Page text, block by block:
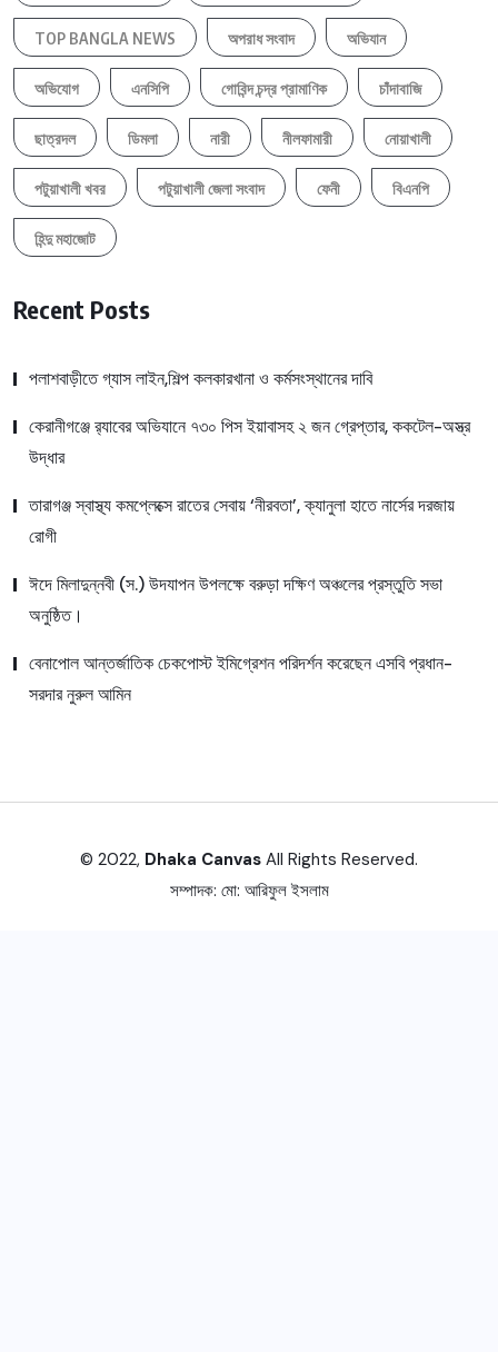
TOP BANGLA NEWS অপরাধ সংবাদ অভিযান
অভিযোগ এনসিপি গোবিন্দ চন্দ্র প্রামাণিক চাঁদাবাজি
ছাত্রদল ডিমলা নারী নীলফামারী নোয়াখালী
পটুয়াখালী খবর পটুয়াখালী জেলা সংবাদ ফেনী বিএনপি
হিন্দু মহাজোট
Recent Posts
পলাশবাড়ীতে গ্যাস লাইন,শিল্প কলকারখানা ও কর্মসংস্থানের দাবি
কেরানীগঞ্জে র‍্যাবের অভিযানে ৭৩০ পিস ইয়াবাসহ ২ জন গ্রেপ্তার, ককটেল-অস্ত্র
উদ্ধার
তারাগঞ্জ স্বাস্থ্য কমপ্লেক্সে রাতের সেবায় ‘নীরবতা’, ক্যানুলা হাতে নার্সের দরজায়
রোগী
ঈদে মিলাদুন্নবী (স.) উদযাপন উপলক্ষে বরুড়া দক্ষিণ অঞ্চলের প্রস্তুতি সভা
অনুষ্ঠিত।
বেনাপোল আন্তর্জাতিক চেকপোস্ট ইমিগ্রেশন পরিদর্শন করেছেন এসবি প্রধান-
সরদার নুরুল আমিন
© 2022, Dhaka Canvas All Rights Reserved.
সম্পাদক: মো: আরিফুল ইসলাম